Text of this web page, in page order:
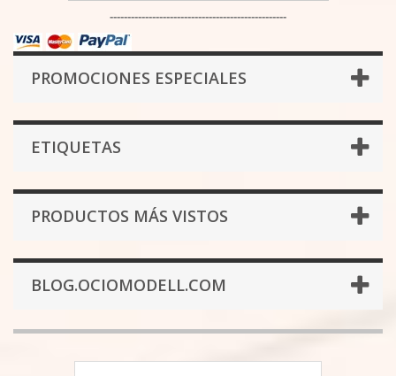
--------------------------------------------------
PROMOCIONES ESPECIALES
ETIQUETAS
PRODUCTOS MÁS VISTOS
BLOG.OCIOMODELL.COM